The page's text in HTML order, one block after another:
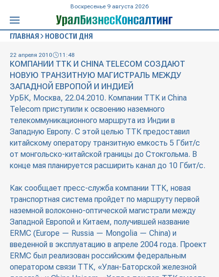
Воскресенье 9 августа 2026
ГЛАВНАЯ НОВОСТИ ДНЯ
22 апреля 2010 11:48
КОМПАНИИ ТТК И CHINA TELECOM СОЗДАЮТ
НОВУЮ ТРАНЗИТНУЮ МАГИСТРАЛЬ МЕЖДУ
ЗАПАДНОЙ ЕВРОПОЙ И ИНДИЕЙ
УрБК, Москва, 22.04.2010. Компании ТТК и China
Telecom приступили к освоению наземного
телекоммуникационного маршрута из Индии в
Западную Европу. С этой целью ТТК предоставил
китайскому оператору транзитную емкость 5 Гбит/с
от монгольско-китайской границы до Стокгольма. В
конце мая планируется расширить канал до 10 Гбит/с.
Как сообщает пресс-служба компании ТТК, новая
транспортная система пройдет по маршруту первой
наземной волоконно-оптической магистрали между
Западной Европой и Китаем, получившей название
ERMC (Europe — Russia — Mongolia — China) и
введенной в эксплуатацию в апреле 2004 года. Проект
ERMC был реализован российским федеральным
оператором связи ТТК, «Улан-Баторской железной